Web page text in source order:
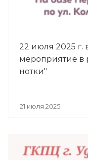
22 июля 2025 г.
мероприятие в
нотки"
21 июля 2025